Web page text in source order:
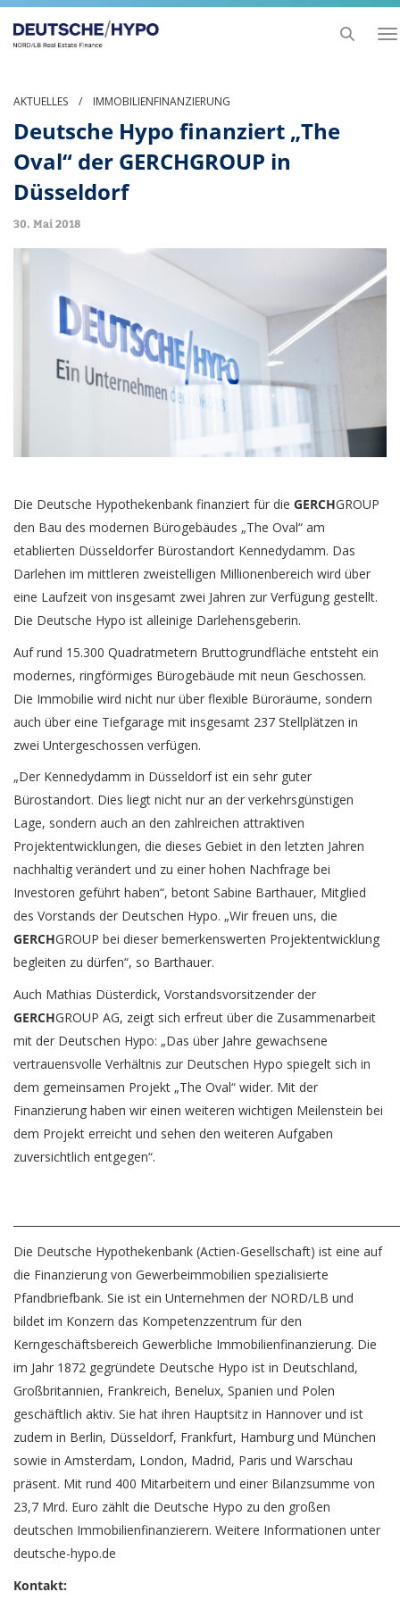
AKTUELLES / IMMOBILIENFINANZIERUNG
Deutsche Hypo finanziert „The
Oval“ der GERCHGROUP in
Düsseldorf
30. Mai 2018
Die Deutsche Hypothekenbank finanziert für die GERCHGROUP
den Bau des modernen Bürogebäudes „The Oval“ am
etablierten Düsseldorfer Bürostandort Kennedydamm. Das
Darlehen im mittleren zweistelligen Millionenbereich wird über
eine Laufzeit von insgesamt zwei Jahren zur Verfügung gestellt.
Die Deutsche Hypo ist alleinige Darlehensgeberin.
Auf rund 15.300 Quadratmetern Bruttogrundfläche entsteht ein
modernes, ringförmiges Bürogebäude mit neun Geschossen.
Die Immobilie wird nicht nur über flexible Büroräume, sondern
auch über eine Tiefgarage mit insgesamt 237 Stellplätzen in
zwei Untergeschossen verfügen.
„Der Kennedydamm in Düsseldorf ist ein sehr guter
Bürostandort. Dies liegt nicht nur an der verkehrsgünstigen
Lage, sondern auch an den zahlreichen attraktiven
Projektentwicklungen, die dieses Gebiet in den letzten Jahren
nachhaltig verändert und zu einer hohen Nachfrage bei
Investoren geführt haben“, betont Sabine Barthauer, Mitglied
des Vorstands der Deutschen Hypo. „Wir freuen uns, die
GERCHGROUP bei dieser bemerkenswerten Projektentwicklung
begleiten zu dürfen“, so Barthauer.
Auch Mathias Düsterdick, Vorstandsvorsitzender der
GERCHGROUP AG, zeigt sich erfreut über die Zusammenarbeit
mit der Deutschen Hypo: „Das über Jahre gewachsene
vertrauensvolle Verhältnis zur Deutschen Hypo spiegelt sich in
dem gemeinsamen Projekt „The Oval“ wider. Mit der
Finanzierung haben wir einen weiteren wichtigen Meilenstein bei
dem Projekt erreicht und sehen den weiteren Aufgaben
zuversichtlich entgegen“.
Die Deutsche Hypothekenbank (Actien-Gesellschaft) ist eine auf
die Finanzierung von Gewerbeimmobilien spezialisierte
Pfandbriefbank. Sie ist ein Unternehmen der NORD/LB und
bildet im Konzern das Kompetenzzentrum für den
Kerngeschäftsbereich Gewerbliche Immobilienfinanzierung. Die
im Jahr 1872 gegründete Deutsche Hypo ist in Deutschland,
Großbritannien, Frankreich, Benelux, Spanien und Polen
geschäftlich aktiv. Sie hat ihren Hauptsitz in Hannover und ist
zudem in Berlin, Düsseldorf, Frankfurt, Hamburg und München
sowie in Amsterdam, London, Madrid, Paris und Warschau
präsent. Mit rund 400 Mitarbeitern und einer Bilanzsumme von
23,7 Mrd. Euro zählt die Deutsche Hypo zu den großen
deutschen Immobilienfinanzierern. Weitere Informationen unter
deutsche-hypo.de
Kontakt: